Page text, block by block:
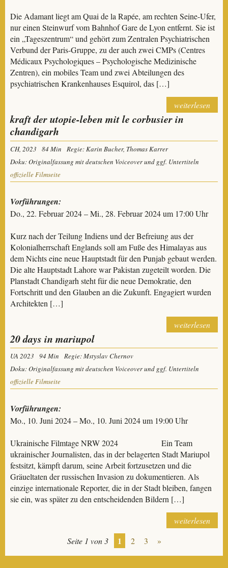
Die Adamant liegt am Quai de la Rapée, am rechten Seine-Ufer,
nur einen Steinwurf vom Bahnhof Gare de Lyon entfernt. Sie ist
ein „Tageszentrum“ und gehört zum Zentralen Psychiatrischen
Verbund der Paris-Gruppe, zu der auch zwei CMPs (Centres
Médicaux Psychologiques – Psychologische Medizinische
Zentren), ein mobiles Team und zwei Abteilungen des
psychiatrischen Krankenhauses Esquirol, das […]
weiterlesen
kraft der utopie-leben mit le corbusier in
chandigarh
CH, 2023 84 Min
Regie: Karin Bucher, Thomas Karrer
Doku: Originalfassung mit deutschen Voiceover und ggf. Untertiteln
offizielle Filmseite
Vorführungen:
Do., 22. Februar 2024 – Mi., 28. Februar 2024 um 17:00 Uhr
Kurz nach der Teilung Indiens und der Befreiung aus der
Kolonialherrschaft Englands soll am Fuße des Himalayas aus
dem Nichts eine neue Hauptstadt für den Punjab gebaut werden.
Die alte Hauptstadt Lahore war Pakistan zugeteilt worden. Die
Planstadt Chandigarh steht für die neue Demokratie, den
Fortschritt und den Glauben an die Zukunft. Engagiert wurden
Architekten […]
weiterlesen
20 days in mariupol
UA 2023 94 Min
Regie: Mstyslav Chernov
Doku: Originalfassung mit deutschen Voiceover und ggf. Untertiteln
offizielle Filmseite
Vorführungen:
Mo., 10. Juni 2024 – Mo., 10. Juni 2024 um 19:00 Uhr
Ukrainische Filmtage NRW 2024 Ein Team
ukrainischer Journalisten, das in der belagerten Stadt Mariupol
festsitzt, kämpft darum, seine Arbeit fortzusetzen und die
Gräueltaten der russischen Invasion zu dokumentieren. Als
einzige internationale Reporter, die in der Stadt bleiben, fangen
sie ein, was später zu den entscheidenden Bildern […]
weiterlesen
Seite 1 von 3
1 2 3 »